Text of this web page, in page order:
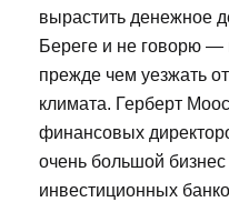
вырастить денежное
Береге и не говорю —
прежде чем уезжать
климата. Герберт
финансовых
очень большой
инвестиционных